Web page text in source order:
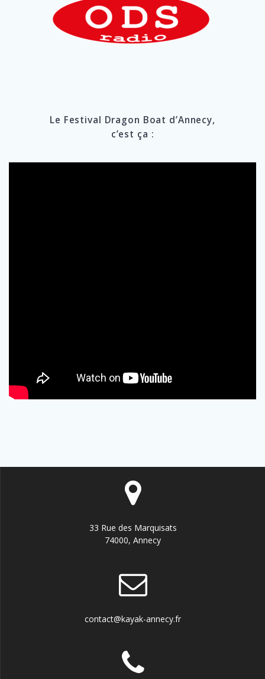
Le Festival Dragon Boat d’Annecy,
c’est ça :
33 Rue des Marquisats
74000, Annecy
contact@kayak-annecy.fr